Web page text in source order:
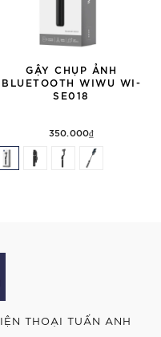
GẬY CHỤP ẢNH
BLUETOOTH WIWU WI-
SE018
350.000₫
THOẠI TUẤN ANH